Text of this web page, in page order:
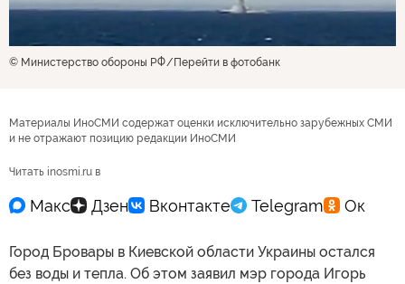
© Министерство обороны РФ Перейти в фотобанк
Материалы ИноСМИ содержат оценки исключительно зарубежных СМИ
и не отражают позицию редакции ИноСМИ
Читать inosmi.ru в
Город Бровары в Киевской области Украины остался
без воды и тепла. Об этом заявил мэр города Игорь